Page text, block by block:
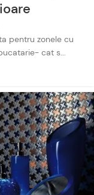
pentru zonele cu
cat s...